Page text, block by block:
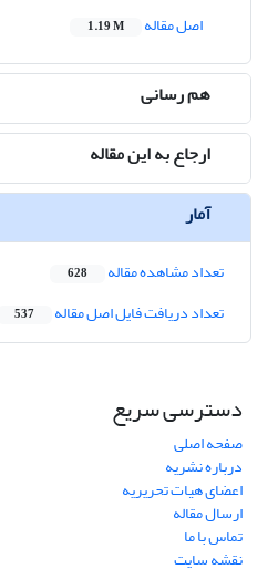
اصل مقاله
1.19 M
هم رسانی
ارجاع به این مقاله
آمار
تعداد مشاهده مقاله 628
تعداد دریافت فایل اصل مقاله 537
دسترسی سریع
صفحه اصلی
درباره نشریه
اعضای هیات تحریریه
ارسال مقاله
تماس با ما
نقشه سایت